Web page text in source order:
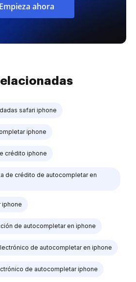
Empieza ahora
safari iphone
iphone
crédito iphone
de crédito de autocompletar en
iphone
de autocompletar en iphone
de autocompletar en iphone
de autocompletar iphone